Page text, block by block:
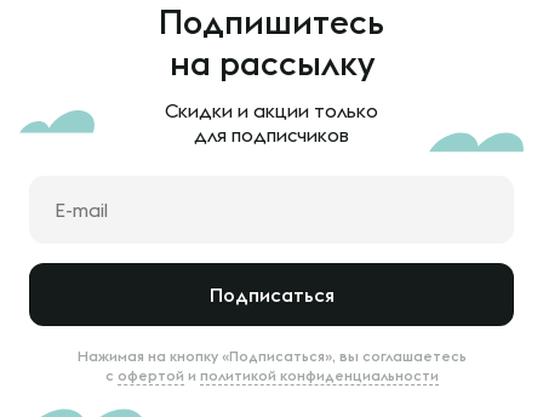
Подпишитесь
на рассылку
Скидки и акции только
для подписчиков
Подписаться
Нажимая на кнопку «Подписаться», вы соглашаетесь
с офертой и политикой конфиденциальности